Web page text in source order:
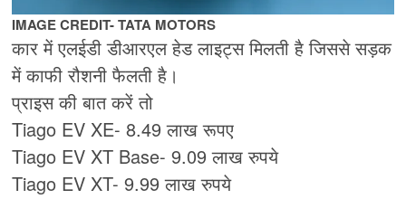
IMAGE CREDIT- TATA MOTORS
कार में एलईडी डीआरएल हेड लाइट्स मिलती है जिससे सड़क
में काफी रौशनी फैलती है।
प्राइस की बात करें तो
Tiago EV XE- 8.49 लाख रूपए
Tiago EV XT Base- 9.09 लाख रुपये
Tiago EV XT- 9.99 लाख रुपये